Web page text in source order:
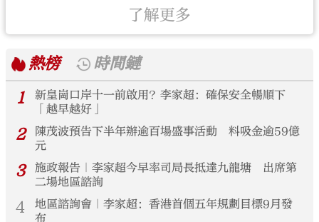
了解更多
熱榜
時間鏈
1
新皇崗口岸十一前啟用？李家超：確保安全暢順下
「越早越好」
2
陳茂波預告下半年辦逾百場盛事活動 料吸金逾59億
元
3
施政報告｜李家超今早率司局長抵達九龍塘 出席第
二場地區諮詢
4
地區諮詢會｜李家超：香港首個五年規劃目標9月發
布